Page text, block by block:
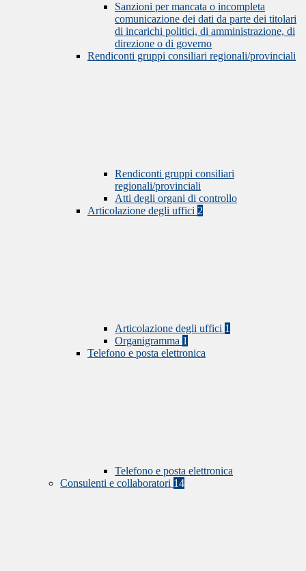
Sanzioni per mancata o incompleta
comunicazione dei dati da parte dei titolari
di incarichi politici, di amministrazione, di
direzione o di governo
Rendiconti gruppi consiliari regionali/provinciali
Rendiconti gruppi consiliari
regionali/provinciali
Atti degli organi di controllo
Articolazione degli uffici 2
Articolazione degli uffici 1
Organigramma 1
Telefono e posta elettronica
Telefono e posta elettronica
Consulenti e collaboratori 14